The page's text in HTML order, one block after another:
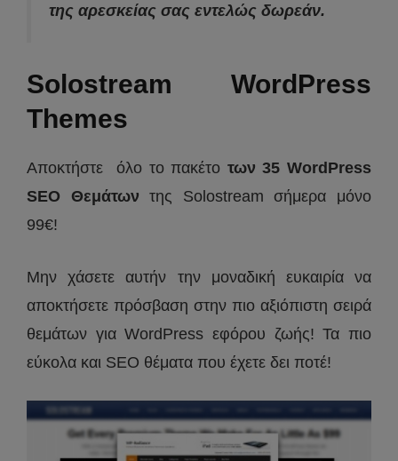
της αρεσκείας σας εντελώς δωρεάν.
Solostream WordPress
Themes
Αποκτήστε όλο το πακέτο των 35 WordPress
SEO Θεμάτων της Solostream σήμερα μόνο
99€!
Μην χάσετε αυτήν την μοναδική ευκαιρία να
αποκτήσετε πρόσβαση στην πιο αξιόπιστη σειρά
θεμάτων για WordPress εφόρου ζωής! Τα πιο
εύκολα και SEO θέματα που έχετε δει ποτέ!